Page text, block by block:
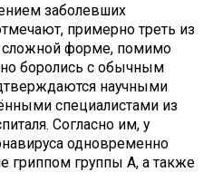
заболевших
примерно треть из
сложной форме, помимо
боролись с обычным
научными
специалистами из
Согласно им, у
одновременно
гриппом группы А, а также